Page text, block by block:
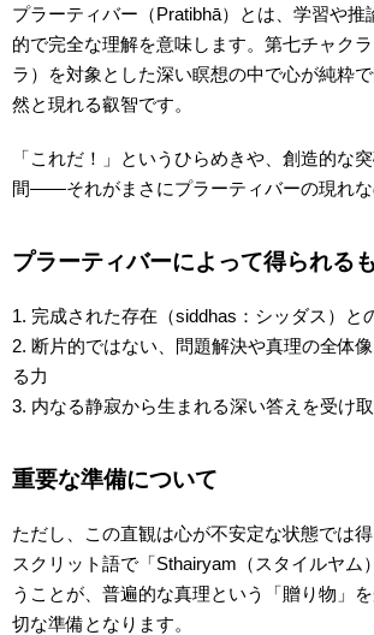
プラーティバー（Pratibhā）とは、学習や推
的で完全な理解を意味します。第七チャク
ラ）を対象とした深い瞑想の中で心が純粋
然と現れる叡智です。
「これだ！」というひらめきや、創造的な
間――それがまさにプラーティバーの現れな
プラーティバーによって得られる
1. 完成された存在（siddhas：シッダス）と
2. 断片的ではない、問題解決や真理の全体
る力
3. 内なる静寂から生まれる深い答えを受け
重要な準備について
ただし、この直観は心が不安定な状態では
スクリット語で「Sthairyam（スタイルヤム
うことが、普遍的な真理という「贈り物」
切な準備となります。